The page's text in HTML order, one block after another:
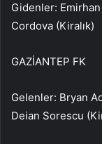
Gidenler:
Cordova (Kiralık)
GAZİANTEP FK
Gelenler: Bryan
Deian Sorescu